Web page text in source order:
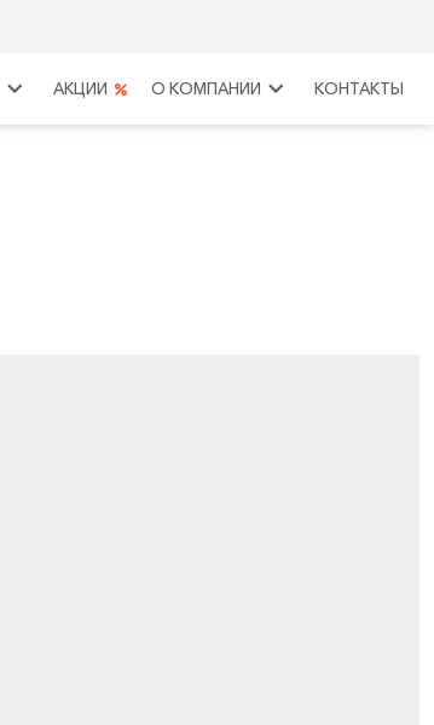
keyboard_arrow_right АКЦИИ О КОМПАНИИ keyboard_arrow_right КОНТАКТЫ